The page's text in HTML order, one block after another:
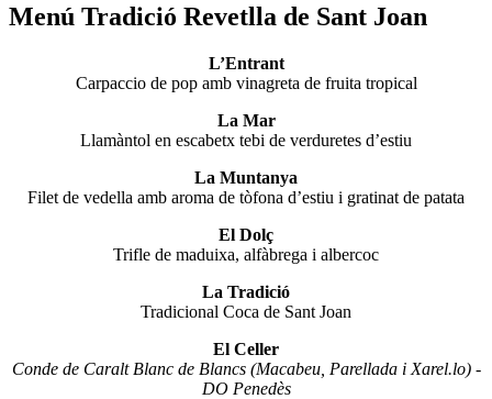
Menú Tradició Revetlla de Sant Joan
L’Entrant
Carpaccio de pop amb vinagreta de fruita tropical
La Mar
Llamàntol en escabetx tebi de verduretes d’estiu
La Muntanya
Filet de vedella amb aroma de tòfona d’estiu i gratinat de patata
El Dolç
Trifle de maduixa, alfàbrega i albercoc
La Tradició
Tradicional Coca de Sant Joan
El Celler
Conde de Caralt Blanc de Blancs (Macabeu, Parellada i Xarel.lo) -
DO Penedès